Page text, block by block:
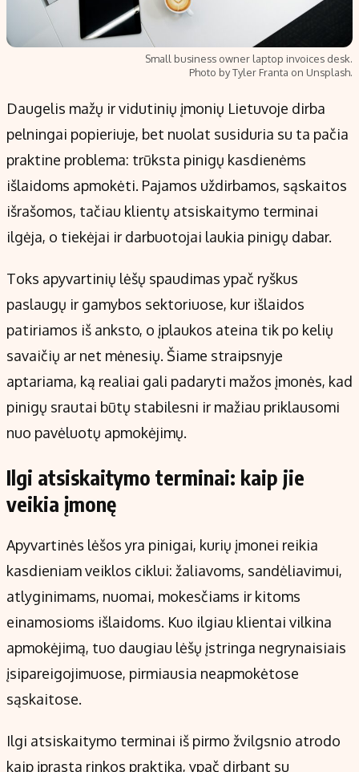
Small business owner laptop invoices desk.
Photo by Tyler Franta on Unsplash.
Daugelis mažų ir vidutinių įmonių Lietuvoje dirba
pelningai popieriuje, bet nuolat susiduria su ta pačia
praktine problema: trūksta pinigų kasdienėms
išlaidoms apmokėti. Pajamos uždirbamos, sąskaitos
išrašomos, tačiau klientų atsiskaitymo terminai
ilgėja, o tiekėjai ir darbuotojai laukia pinigų dabar.
Toks apyvartinių lėšų spaudimas ypač ryškus
paslaugų ir gamybos sektoriuose, kur išlaidos
patiriamos iš anksto, o įplaukos ateina tik po kelių
savaičių ar net mėnesių. Šiame straipsnyje
aptariama, ką realiai gali padaryti mažos įmonės, kad
pinigų srautai būtų stabilesni ir mažiau priklausomi
nuo pavėluotų apmokėjimų.
Ilgi atsiskaitymo terminai: kaip jie
veikia įmonę
Apyvartinės lėšos yra pinigai, kurių įmonei reikia
kasdieniam veiklos ciklui: žaliavoms, sandėliavimui,
atlyginimams, nuomai, mokesčiams ir kitoms
einamosioms išlaidoms. Kuo ilgiau klientai vilkina
apmokėjimą, tuo daugiau lėšų įstringa negrynaisiais
įsipareigojimuose, pirmiausia neapmokėtose
sąskaitose.
Ilgi atsiskaitymo terminai iš pirmo žvilgsnio atrodo
kaip įprasta rinkos praktika, ypač dirbant su